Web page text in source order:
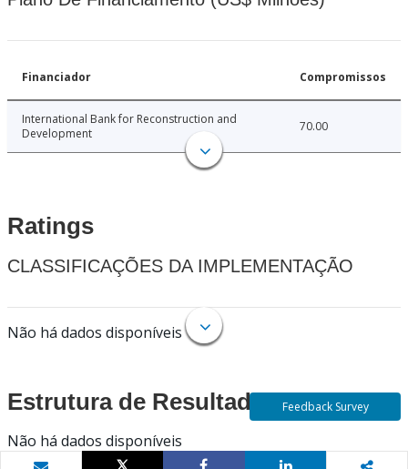
Financiador Compromissos
International Bank for Reconstruction and
Development
70.00
Ratings
CLASSIFICAÇÕES DA IMPLEMENTAÇÃO
Não há dados disponíveis
Estrutura de Resultados
Não há dados disponíveis
Feedback Survey